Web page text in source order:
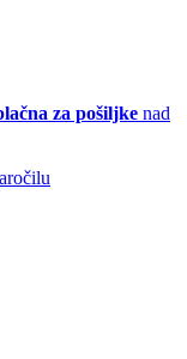
za pošiljke nad